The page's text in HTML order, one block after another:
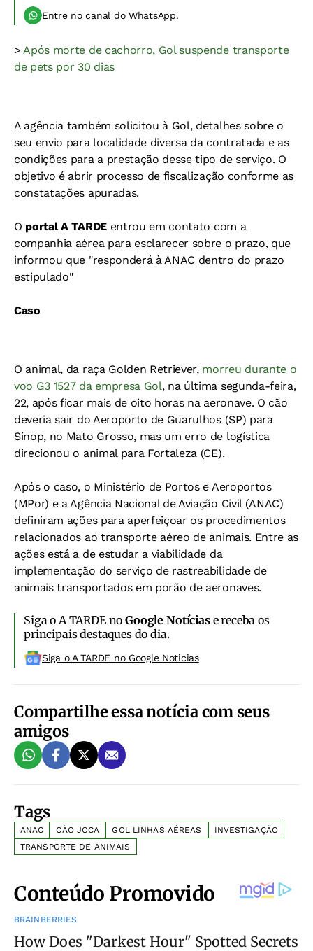
Entre no canal do WhatsApp.
>Após morte de cachorro, Gol suspende transporte
de pets por 30 dias
A agência também solicitou à Gol, detalhes sobre o
seu envio para localidade diversa da contratada e as
condições para a prestação desse tipo de serviço. O
objetivo é abrir processo de fiscalização conforme as
constatações apuradas.
O portal A TARDEentrou em contato com a
companhia aérea para esclarecer sobre o prazo, que
informou que "responderá à ANAC dentro do prazo
estipulado"
Caso
O animal, da raça Golden Retriever, morreu durante o
voo G3 1527 da empresa Gol, na última segunda-feira,
22, após ficar mais de oito horas na aeronave. O cão
deveria sair do Aeroporto de Guarulhos (SP) para
Sinop, no Mato Grosso, mas um erro de logística
direcionou o animal para Fortaleza (CE).
Após o caso, o Ministério de Portos e Aeroportos
(MPor) e a Agência Nacional de Aviação Civil (ANAC)
definiram ações para aperfeiçoar os procedimentos
relacionados ao transporte aéreo de animais. Entre as
ações está a de estudar a viabilidade da
implementação do serviço de rastreabilidade de
animais transportados em porão de aeronaves.
Siga o A TARDE noGoogle Notíciase receba os
principais destaques do dia.
Siga o A TARDE no Google Noticias
Compartilhe essa notícia com seus
amigos
Tags
ANAC CÃO JOCA GOL LINHAS AÉREAS
INVESTIGAÇÃO
TRANSPORTE DE ANIMAIS